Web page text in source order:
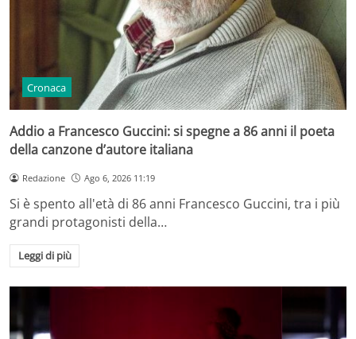
Cronaca
Addio a Francesco Guccini: si spegne a 86 anni il poeta
della canzone d’autore italiana
Redazione Ago 6, 2026 11:19
Si è spento all'età di 86 anni Francesco Guccini, tra i più
grandi protagonisti della…
Leggi di più